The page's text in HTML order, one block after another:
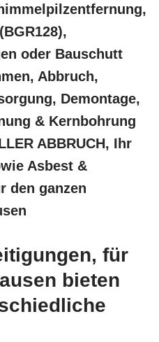
oder Bauschutt
Abbruch,
Demontage,
& Kernbohrung
ABBRUCH, Ihr
Asbest &
den ganzen
für
bieten